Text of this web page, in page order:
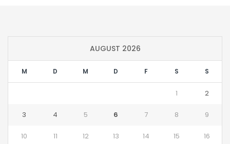
AUGUST 2026
M D M D F S S
1 2
3 4 5 6 7 8 9
10 11 12 13 14 15 16